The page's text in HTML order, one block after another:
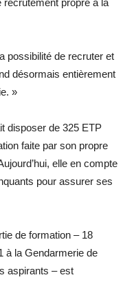
possibilité de recruter et
désormais entièrement
»
disposer de 325 ETP
faite par son propre
elle en compte
pour assurer ses
de formation – 18
à la Gendarmerie de
aspirants – est